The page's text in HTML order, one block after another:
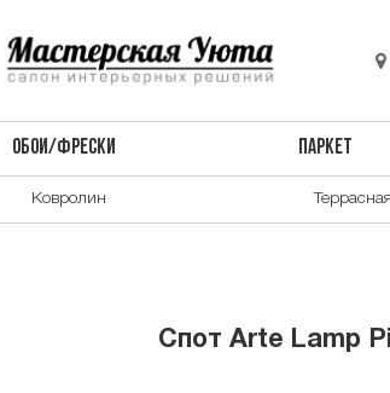
ОБОИ/ФРЕСКИ ПАРКЕТ
Ковролин
Cпот Arte Lamp